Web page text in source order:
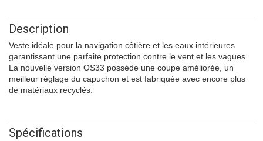
Description
Veste idéale pour la navigation côtière et les eaux intérieures
garantissant une parfaite protection contre le vent et les vagues.
La nouvelle version OS33 possède une coupe améliorée, un
meilleur réglage du capuchon et est fabriquée avec encore plus
de matériaux recyclés.
Spécifications